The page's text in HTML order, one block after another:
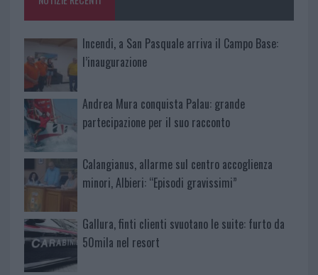
k
Incendi, a San Pasquale arriva il Campo Base:
l’inaugurazione
Andrea Mura conquista Palau: grande
partecipazione per il suo racconto
Calangianus, allarme sul centro accoglienza
minori, Albieri: “Episodi gravissimi”
Gallura, finti clienti svuotano le suite: furto da
50mila nel resort